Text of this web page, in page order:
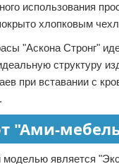
использования
хлопковым
"Аскона Стронг"
структуру
при вставании с
"Ами-
является